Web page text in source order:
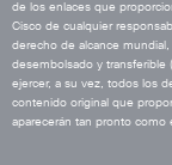
de los enlaces que
Cisco de cualquier
derecho de alcance
desembolsado y transferible
ejercer, a su vez, todos los
contenido original que
aparecerán tan pronto como